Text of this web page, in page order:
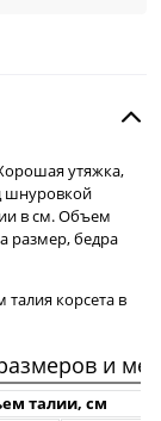
утяжка,
шнуровкой
в см. Объем
размер, бедра
корсета в
и
талии, см